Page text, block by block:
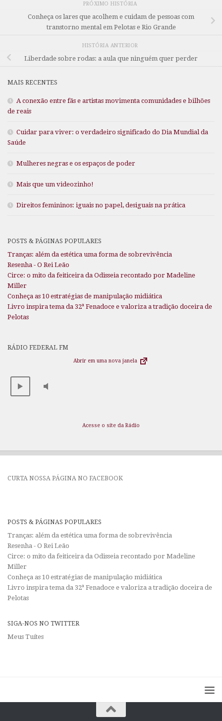
PRÓXIMO HISTÓRIA
Conheça os lares que acolhem e cuidam de pessoas com
transtorno mental em Pelotas e Rio Grande
HISTÓRIA ANTERIOR
Liberdade sobre rodas: a aula que ninguém quer perder
MAIS RECENTES
A conexão entre fãs e artistas movimenta comunidades e bilhões
de reais
Cuidar para viver: o verdadeiro significado do Dia Mundial da
Saúde
Mulheres negras e os espaços de poder
Mais que um videozinho!
Direitos femininos: iguais no papel, desiguais na prática
POSTS & PÁGINAS POPULARES
Tranças: além da estética uma forma de sobrevivência
Resenha - O Rei Leão
Circe: o mito da feiticeira da Odisseia recontado por Madeline
Miller
Conheça as 10 estratégias de manipulação midiática
Livro inspira tema da 32ª Fenadoce e valoriza a tradição doceira de
Pelotas
RÁDIO FEDERAL FM
Abrir em uma nova janela
Acesse o site da Rádio
CURTA NOSSA PÁGINA NO FACEBOOK
POSTS & PÁGINAS POPULARES
Tranças: além da estética uma forma de sobrevivência
Resenha - O Rei Leão
Circe: o mito da feiticeira da Odisseia recontado por Madeline
Miller
Conheça as 10 estratégias de manipulação midiática
Livro inspira tema da 32ª Fenadoce e valoriza a tradição doceira de
Pelotas
SIGA-NOS NO TWITTER
Meus Tuítes